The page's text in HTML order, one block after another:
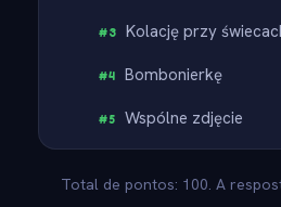
#3 Kolację przy
#4 Bombonierkę
#5 Wspólne zdjęcie
Total de pontos: 100. A